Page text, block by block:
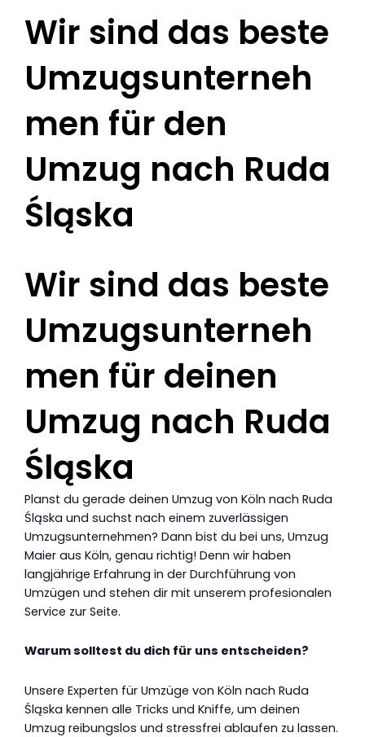
Wir sind das beste
Umzugsunterneh
men für den
Umzug nach Ruda
Śląska
Wir sind das beste
Umzugsunterneh
men für deinen
Umzug nach Ruda
Śląska
Planst du gerade deinen Umzug von Köln nach Ruda
Śląska und suchst nach einem zuverlässigen
Umzugsunternehmen? Dann bist du bei uns, Umzug
Maier aus Köln, genau richtig! Denn wir haben
langjährige Erfahrung in der Durchführung von
Umzügen und stehen dir mit unserem profesionalen
Service zur Seite.
Warum solltest du dich für uns entscheiden?
Unsere Experten für Umzüge von Köln nach Ruda
Śląska kennen alle Tricks und Kniffe, um deinen
Umzug reibungslos und stressfrei ablaufen zu lassen.